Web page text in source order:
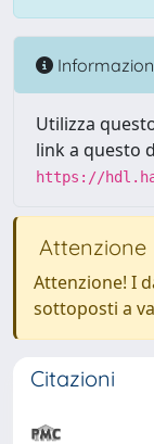
Utilizza
link a questo
https://
Attenzione
Attenzione! I
sottoposti a
Citazioni